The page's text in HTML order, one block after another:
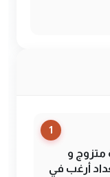
1
متزوج و
أرغب في